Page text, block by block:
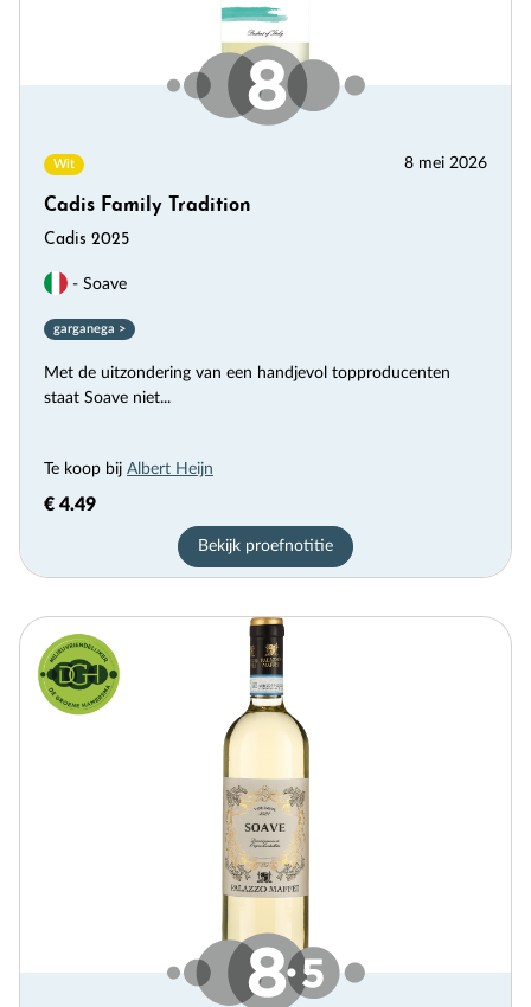
Wit 8 mei 2026
Cadis Family Tradition
Cadis 2025
- Soave
garganega >
Met de uitzondering van een handjevol topproducenten
staat Soave niet...
Te koop bij Albert Heijn
€ 4.49
Bekijk proefnotitie